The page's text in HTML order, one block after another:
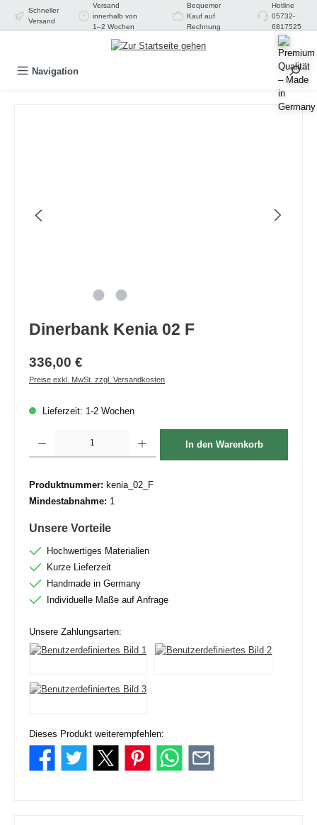
springen
Schneller
Versand
Versand
innerhalb von
1–2 Wochen
Bequemer
Kauf auf
Rechnung
Hotline
05732-
6817525
Navigation
Dinerbank Kenia 02 F
336,00 €
Preise exkl. MwSt. zzgl. Versandkosten
Lieferzeit: 1-2 Wochen
In den Warenkorb
Produktnummer: kenia_02_F
Mindestabnahme: 1
Unsere Vorteile
Hochwertiges Materialien
Kurze Lieferzeit
Handmade in Germany
Individuelle Maße auf Anfrage
Unsere Zahlungsarten:
Dieses Produkt weiterempfehlen: